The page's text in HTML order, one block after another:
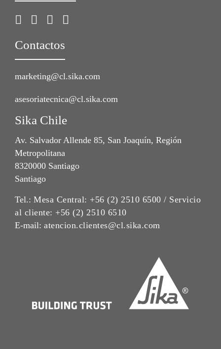
Contactos
marketing@cl.sika.com
asesoriatecnica@cl.sika.com
Sika Chile
Av. Salvador Allende 85, San Joaquín, Región
Metropolitana
8320000 Santiago
Santiago
Tel.: Mesa Central: +56 (2) 2510 6500 / Servicio
al cliente: +56 (2) 2510 6510
E-mail: atencion.clientes@cl.sika.com